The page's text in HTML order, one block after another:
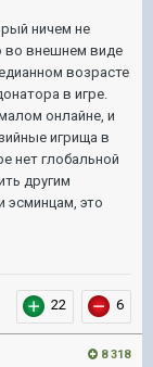
ничем не
во внешнем виде
возрасте
в игре.
онлайне, и
игрища в
нет глобальной
другим
эсминцам, это
22 6
8 318